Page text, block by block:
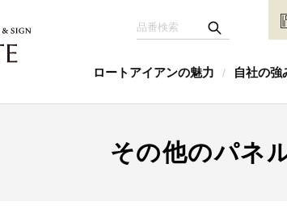
ロートアイアンの魅力 / 自社の強
その他のパネ